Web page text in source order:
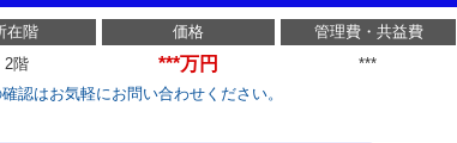
在階 価格 管理費・共益費
2階
***万円 ***
認はお気軽にお問い合わせください。